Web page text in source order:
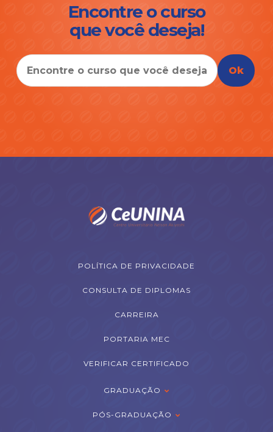
Encontre o curso
que você deseja!
Ok
POLÍTICA DE PRIVACIDADE
CONSULTA DE DIPLOMAS
CARREIRA
PORTARIA MEC
VERIFICAR CERTIFICADO
GRADUAÇÃO
PÓS-GRADUAÇÃO